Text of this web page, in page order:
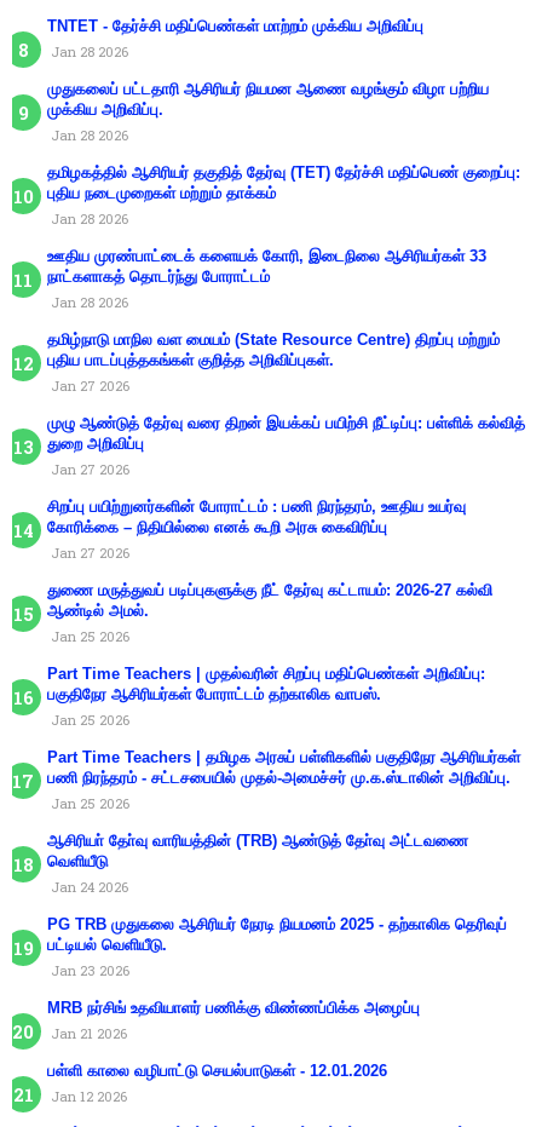
TNTET - தேர்ச்சி மதிப்பெண்கள் மாற்றம் முக்கிய அறிவிப்பு
Jan 28 2026
முதுகலைப் பட்டதாரி ஆசிரியர் நியமன ஆணை வழங்கும் விழா பற்றிய
முக்கிய அறிவிப்பு.
Jan 28 2026
தமிழகத்தில் ஆசிரியர் தகுதித் தேர்வு (TET) தேர்ச்சி மதிப்பெண் குறைப்பு:
புதிய நடைமுறைகள் மற்றும் தாக்கம்
Jan 28 2026
ஊதிய முரண்பாட்டைக் களையக் கோரி, இடைநிலை ஆசிரியர்கள் 33
நாட்களாகத் தொடர்ந்து போராட்டம்
Jan 28 2026
தமிழ்நாடு மாநில வள மையம் (State Resource Centre) திறப்பு மற்றும்
புதிய பாடப்புத்தகங்கள் குறித்த அறிவிப்புகள்.
Jan 27 2026
முழு ஆண்டுத் தேர்வு வரை திறன் இயக்கப் பயிற்சி நீட்டிப்பு: பள்ளிக் கல்வித்
துறை அறிவிப்பு
Jan 27 2026
சிறப்பு பயிற்றுனர்களின் போராட்டம் : பணி நிரந்தரம், ஊதிய உயர்வு
கோரிக்கை – நிதியில்லை எனக் கூறி அரசு கைவிரிப்பு
Jan 27 2026
துணை மருத்துவப் படிப்புகளுக்கு நீட் தேர்வு கட்டாயம்: 2026-27 கல்வி
ஆண்டில் அமல்.
Jan 25 2026
Part Time Teachers | முதல்வரின் சிறப்பு மதிப்பெண்கள் அறிவிப்பு:
பகுதிநேர ஆசிரியர்கள் போராட்டம் தற்காலிக வாபஸ்.
Jan 25 2026
Part Time Teachers | தமிழக அரசுப் பள்ளிகளில் பகுதிநேர ஆசிரியர்கள்
பணி நிரந்தரம் - சட்டசபையில் முதல்-அமைச்சர் மு.க.ஸ்டாலின் அறிவிப்பு.
Jan 25 2026
ஆசிரியா் தோ்வு வாரியத்தின் (TRB) ஆண்டுத் தோ்வு அட்டவணை
வெளியீடு
Jan 24 2026
PG TRB முதுகலை ஆசிரியர் நேரடி நியமனம் 2025 - தற்காலிக தெரிவுப்
பட்டியல் வெளியீடு.
Jan 23 2026
MRB நர்சிங் உதவியாளர் பணிக்கு விண்ணப்பிக்க அழைப்பு
Jan 21 2026
பள்ளி காலை வழிபாட்டு செயல்பாடுகள் - 12.01.2026
Jan 12 2026